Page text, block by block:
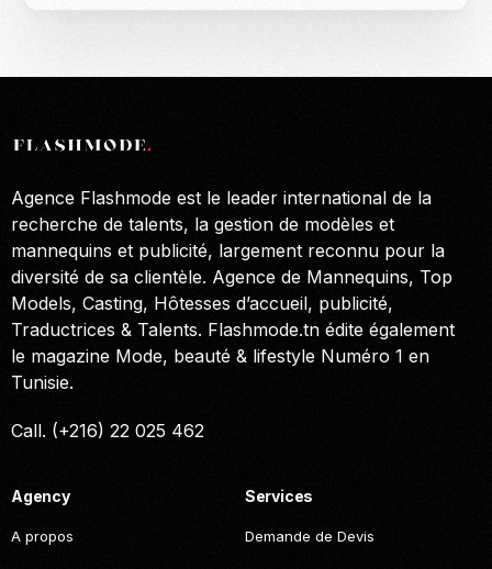
Agence Flashmode est le leader international de la
recherche de talents, la gestion de modèles et
mannequins et publicité, largement reconnu pour la
diversité de sa clientèle. Agence de Mannequins, Top
Models, Casting, Hôtesses d’accueil, publicité,
Traductrices & Talents. Flashmode.tn édite également
le magazine Mode, beauté & lifestyle Numéro 1 en
Tunisie.
Call. (+216) 22 025 462
Agency
A propos
Services
Demande de Devis